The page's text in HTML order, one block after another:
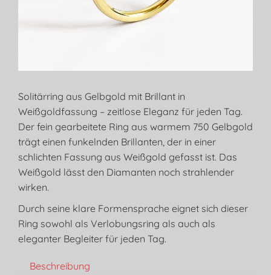
Solitärring aus Gelbgold mit Brillant in
Weißgoldfassung – zeitlose Eleganz für jeden Tag.
Der fein gearbeitete Ring aus warmem 750 Gelbgold
trägt einen funkelnden Brillanten, der in einer
schlichten Fassung aus Weißgold gefasst ist. Das
Weißgold lässt den Diamanten noch strahlender
wirken.
Durch seine klare Formensprache eignet sich dieser
Ring sowohl als Verlobungsring als auch als
eleganter Begleiter für jeden Tag.
Beschreibung